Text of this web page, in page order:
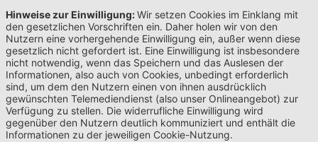
Hinweise zur Einwilligung:Wir setzen Cookies im Einklang mit
den gesetzlichen Vorschriften ein. Daher holen wir von den
Nutzern eine vorhergehende Einwilligung ein, außer wenn diese
gesetzlich nicht gefordert ist. Eine Einwilligung ist insbesondere
nicht notwendig, wenn das Speichern und das Auslesen der
Informationen, also auch von Cookies, unbedingt erforderlich
sind, um dem den Nutzern einen von ihnen ausdrücklich
gewünschten Telemediendienst (also unser Onlineangebot) zur
Verfügung zu stellen. Die widerrufliche Einwilligung wird
gegenüber den Nutzern deutlich kommuniziert und enthält die
Informationen zu der jeweiligen Cookie-Nutzung.